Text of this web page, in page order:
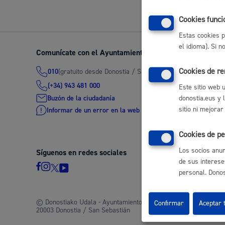
Seguridad ciudadana y emergencias
Salud Pública, animales y consumo
Infancia y juventud
Comunícate con el Ayuntamiento de Donostia / San
010(gratuito desde Donostia / San Sebastián)
(+34) 943 481 000
Buzón de la ciudadanía
Informar de un error en la web
Síguenos en redes sociales
© Donostiako Udala - Ayuntamiento de Donostia / San
20003 Donostia / San Sebastián
Cookies
Estas cookies
el idioma). Si
Cookies de
Este sitio web
donostia.eus y
sitio ni mejorar
Cookies de
Los socios
de sus
personal.
Confirmar Aceptar